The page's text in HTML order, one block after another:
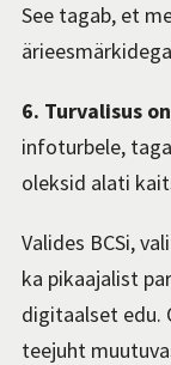
See tagab, et
6. Turvalisus
infoturbele,
oleksid alati
Valides BCSi,
ka pikaajalist
digitaalset edu.
teejuht